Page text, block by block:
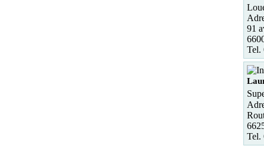
91
Tel.
Tel.